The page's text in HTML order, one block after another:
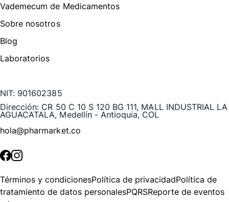
Vademecum de Medicamentos
Sobre nosotros
Blog
Laboratorios
NIT: 901602385
Dirección: CR 50 C 10 S 120 BG 111, MALL INDUSTRIAL LA
AGUACATALA, Medellín - Antioquia, COL
hola@pharmarket.co
Términos y condicionesPolítica de privacidadPolítica de
tratamiento de datos personalesPQRSReporte de eventos